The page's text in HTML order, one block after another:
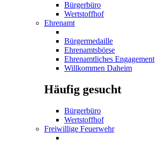
Bürgerbüro
Wertstoffhof
Ehrenamt
Bürgermedaille
Ehrenamtsbörse
Ehrenamtliches Engagement
Willkommen Daheim
Häufig gesucht
Bürgerbüro
Wertstoffhof
Freiwillige Feuerwehr